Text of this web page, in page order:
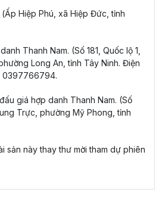
Hiệp Phú, xã Hiệp Đức, tỉnh
Thanh Nam. (Số 181, Quốc lộ 1,
Long An, tỉnh Tây Ninh. Điện
0397766794.
giá hợp danh Thanh Nam. (Số
Trực, phường Mỹ Phong, tỉnh
sản này thay thư mời tham dự phiên